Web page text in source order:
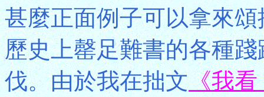
甚麼正面例子可以拿來
歷史上罄足難書的各種
伐。由於我在拙文《我看